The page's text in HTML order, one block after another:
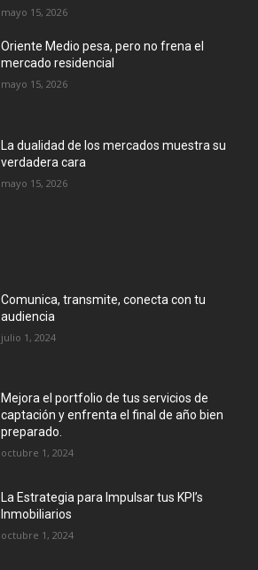
mayo 15, 2026
Oriente Medio pesa, pero no frena el
mercado residencial
mayo 15, 2026
La dualidad de los mercados muestra su
verdadera cara
mayo 15, 2026
Comunica, transmite, conecta con tu
audiencia
julio 1, 2024
Mejora el portfolio de tus servicios de
captación y enfrenta el final de año bien
preparado.
octubre 1, 2024
La Estrategia para Impulsar tus KPI’s
Inmobiliarios
octubre 1, 2024